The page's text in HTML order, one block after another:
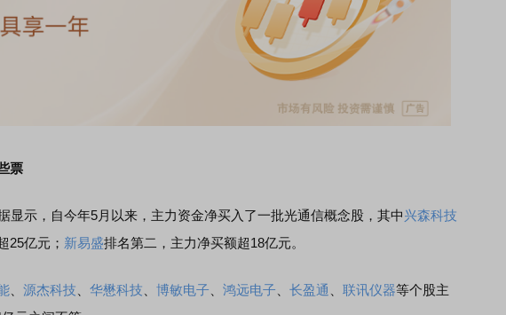
票
显示，自今年5月以来，主力资金净买入了一批光通信概念股，其中兴森科技
25亿元； 新易盛排名第二，主力净买额超18亿元。
源杰科技 华懋科技 博敏电子 鸿远电子 长盈通 联讯仪器等个股主